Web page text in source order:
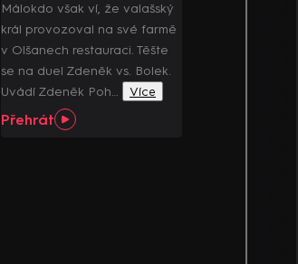
Málokdo však ví, že valašský
král provozoval na své farmě
v Olšanech restauraci. Těšte
se na duel Zdeněk vs. Bolek.
Uvádí Zdeněk Poh…
Více
Přehrát